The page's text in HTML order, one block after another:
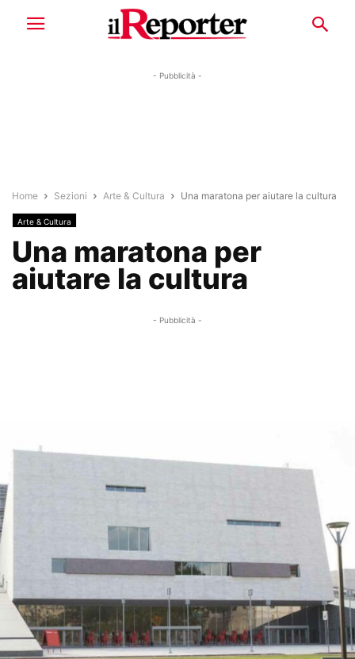
- Pubblicità -
Home Sezioni Arte & Cultura Una maratona per aiutare la cultura
Arte & Cultura
Una maratona per
aiutare la cultura
- Pubblicità -